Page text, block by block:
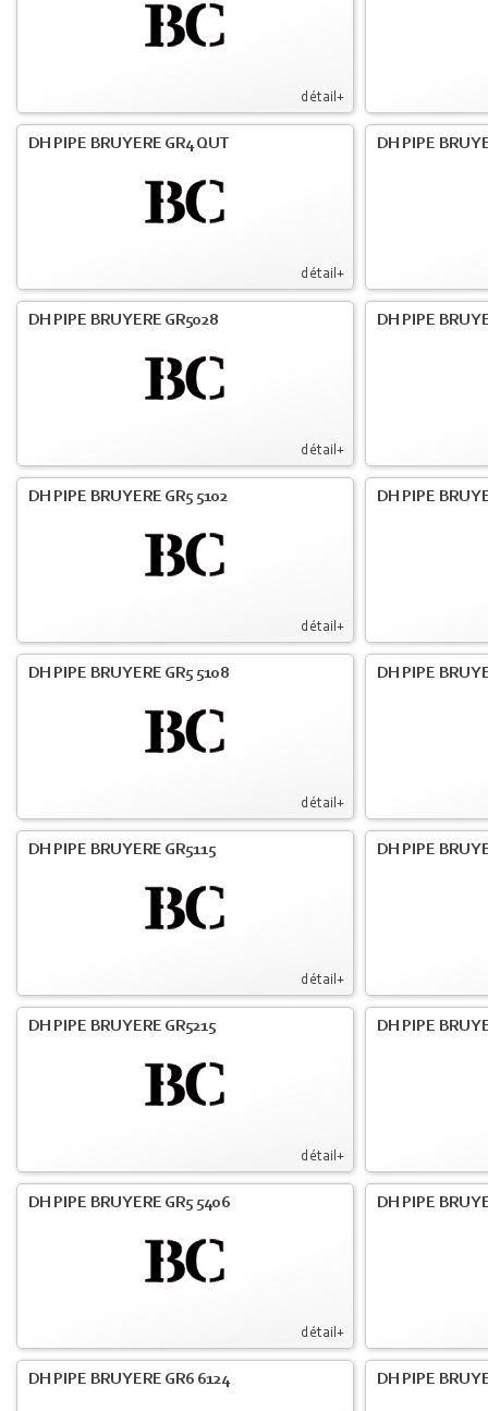
détail+
détail+
DH PIPE BRUYERE GR4 QUT DH PIPE
détail+
DH PIPE BRUYERE GR5028 DH PIPE
détail+
DH PIPE BRUYERE GR5 5102 DH PIPE
détail+
DH PIPE BRUYERE GR5 5108 DH PIPE
détail+
DH PIPE BRUYERE GR5115 DH PIPE
détail+
DH PIPE BRUYERE GR5215 DH PIPE
détail+
DH PIPE BRUYERE GR5 5406 DH PIPE
DH PIPE BRUYERE GR6 6124 DH PIPE